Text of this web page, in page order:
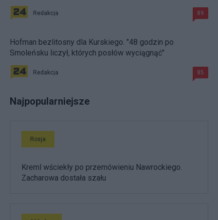
Redakcja 89
Hofman bezlitosny dla Kurskiego. "48 godzin po
Smoleńsku liczył, których posłów wyciągnąć"
Redakcja 85
Najpopularniejsze
Rosja
Kreml wściekły po przemówieniu Nawrockiego.
Zacharowa dostała szału